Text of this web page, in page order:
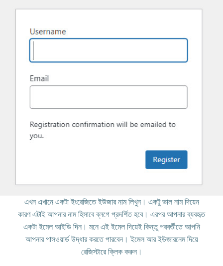
এখন এখানে একটা ইংরেজিতে ইউজার নাম লিখুন। একটু ভাল নাম দিয়েন
কারণ এটাই আপনার নাম হিসাবে ব্লগে প্রদর্শিত হবে। এরপর আপনার ব্যবহৃত
একটা ইমেল আইডি দিন। মনে এই ইমেল দিয়েই কিন্তু পরবর্তীতে আপনি
আপনার পাসওয়ার্ড উদ্ধার করতে পারবেন। ইমেল আর ইউজারনেম দিয়ে
রেজিস্টারে ক্লিক করুন।